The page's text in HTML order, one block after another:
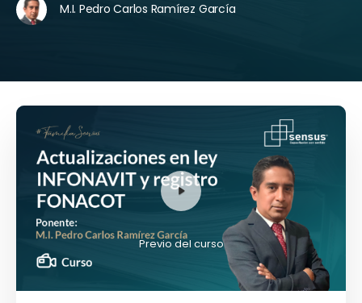
M.I. Pedro Carlos Ramírez García
Previo del curso